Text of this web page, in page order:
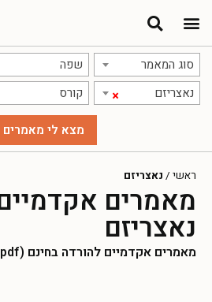
סוג המאמר שפה
× נאצריזם קורס
ראשי / נאצריזם
מאמרים
נאצריזם
מאמרים אקדמיים להורדה בחינם (pdf)